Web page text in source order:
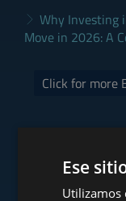
Why Investing
Move in 2026: A
Click for more
Ese
Utilizamos